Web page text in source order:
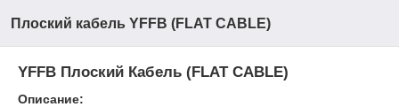
Плоский кабель YFFB (FLAT CABLE)
YFFB Плоский Кабель (FLAT CABLE)
Описание: